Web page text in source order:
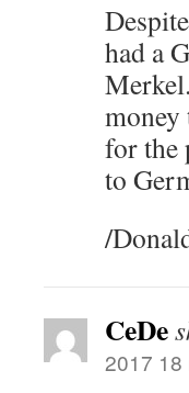
had a
money
for the
to
/
CeDe
2017 18